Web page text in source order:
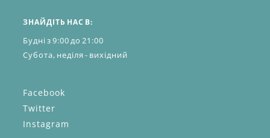
ЗНАЙДІТЬ НАС В:
Будні з 9:00 до 21:00
Субота, неділя - вихідний
Facebook
Twitter
Instagram